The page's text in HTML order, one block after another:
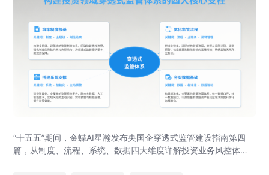
“十五五”期间，金蝶AI星瀚发布央国企穿透式监管建设指南第四
篇，从制度、流程、系统、数据四大维度详解投资业务风控体系